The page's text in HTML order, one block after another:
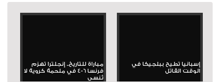
إسبانيا تطيح ببلجيكا في
الوقت القاتل
مباراة للتاريخ.. إنجلترا تهزم
فرنسا 6-4 في ملحمة كروية لا
تُنسى